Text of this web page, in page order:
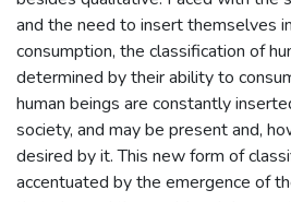
and the need to insert themselves
consumption, the classification of
determined by their ability to
human beings are constantly
society, and may be present and,
desired by it. This new form of
accentuated by the emergence of